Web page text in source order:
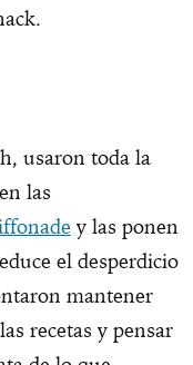
usaron toda la
las
y las ponen
el desperdicio
mantener
recetas y pensar